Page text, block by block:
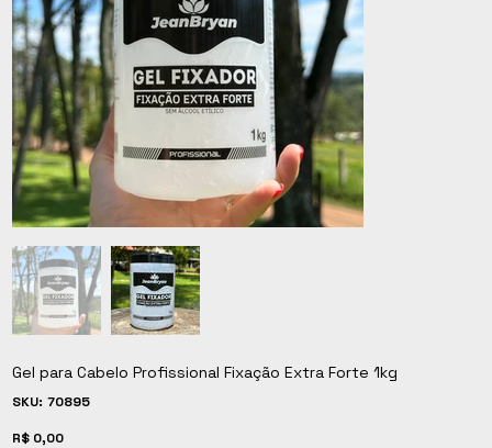
Gel para Cabelo Profissional Fixação Extra Forte 1kg
SKU: SKU
70895
70895
Preço
R$ 0,00